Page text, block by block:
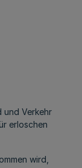
Verkehr
erloschen
wird,